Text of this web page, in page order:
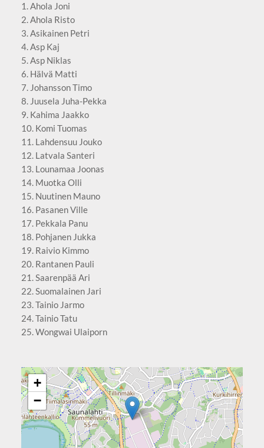
1. Ahola Joni
2. Ahola Risto
3. Asikainen Petri
4. Asp Kaj
5. Asp Niklas
6. Hälvä Matti
7. Johansson Timo
8. Juusela Juha-Pekka
9. Kahima Jaakko
10. Komi Tuomas
11. Lahdensuu Jouko
12. Latvala Santeri
13. Lounamaa Joonas
14. Muotka Olli
15. Nuutinen Mauno
16. Pasanen Ville
17. Pekkala Panu
18. Pohjanen Jukka
19. Raivio Kimmo
20. Rantanen Pauli
21. Saarenpää Ari
22. Suomalainen Jari
23. Tainio Jarmo
24. Tainio Tatu
25. Wongwai Ulaiporn
+
−